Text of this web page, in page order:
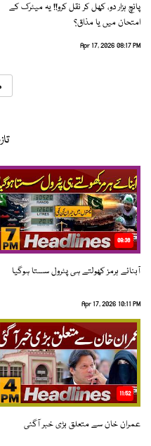
پانچ ہزار دو، کھل کر نقل کرو!! یہ میٹرک کے
امتحان میں یا مذاق؟
Apr 17, 2026 08:17 PM
08:36
آبنائے ہرمز کھولتے ہی پٹرول سستا ہوگیا
Apr 17, 2026 10:11 PM
11:52
عمران خان سے متعلق بڑی خبر آگئی